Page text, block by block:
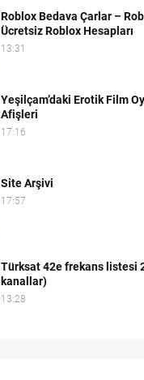
Roblox Bedava Çarlar –
Ücretsiz Roblox Hesapları
13:31
Yeşilçam’daki Erotik Film
Afişleri
17:16
Site Arşivi
17:57
Türksat 42e frekans listesi
kanallar)
13:28